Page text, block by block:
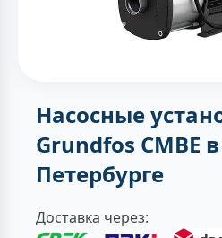
Насосные
Grundfos CMBE
Петербурге
Доставка через: